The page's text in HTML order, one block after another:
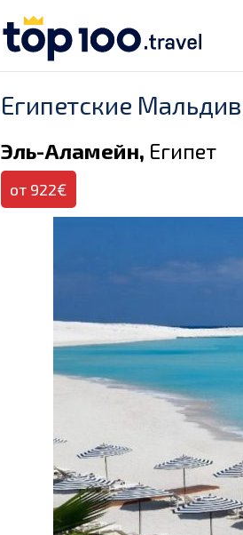
Египетские
Эль-Аламейн, Египет
от 922€